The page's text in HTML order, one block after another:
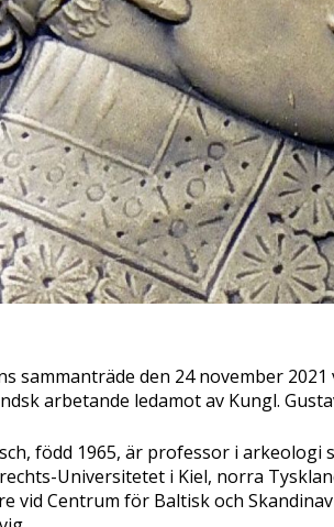
sammanträde den 24 november
arbetande ledamot av Kungl.
född 1965, är professor i
Universitetet i Kiel, norra
vid Centrum för Baltisk och